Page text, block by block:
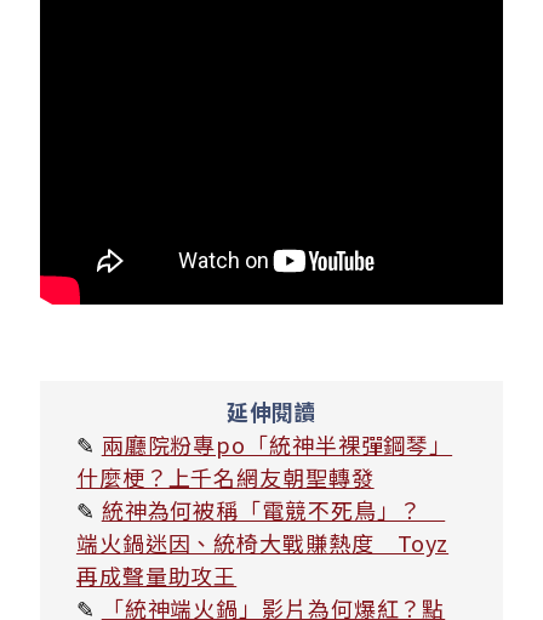
延伸閱讀
✎ 兩廳院粉專po「統神半裸彈鋼琴」
什麼梗？上千名網友朝聖轉發
✎ 統神為何被稱「電競不死鳥」？
端火鍋迷因、統椅大戰賺熱度 Toyz
再成聲量助攻王
✎
「統神端火鍋」影片為何爆紅？點